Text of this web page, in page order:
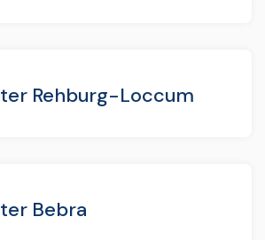
Rehburg-Loccum
Bebra